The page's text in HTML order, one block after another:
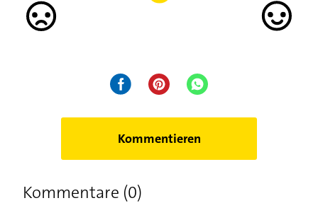
Kommentieren
Kommentare (0)